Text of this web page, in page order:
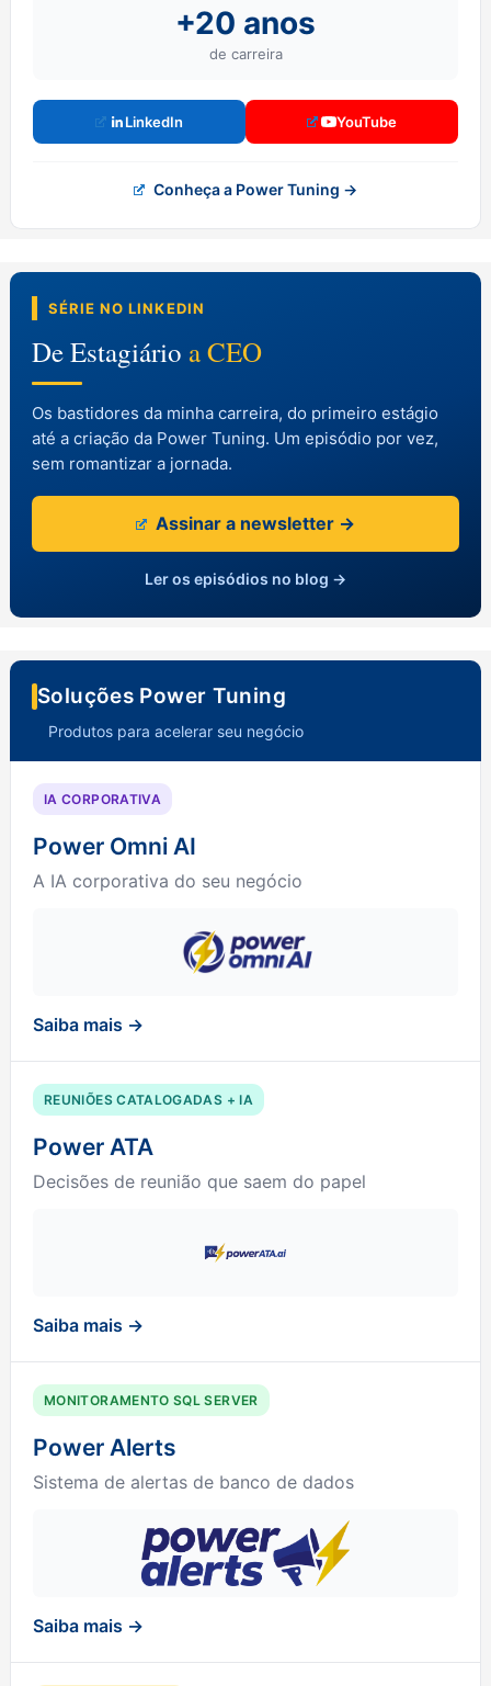
+20 anos
de carreira
LinkedIn YouTube
Conheça a Power Tuning →
SÉRIE NO LINKEDIN
De Estagiário a CEO
Os bastidores da minha carreira, do primeiro estágio
até a criação da Power Tuning. Um episódio por vez,
sem romantizar a jornada.
Assinar a newsletter →
Ler os episódios no blog →
Soluções Power Tuning
Produtos para acelerar seu negócio
IA CORPORATIVA
Power Omni AI
A IA corporativa do seu negócio
Saiba mais →
REUNIÕES CATALOGADAS + IA
Power ATA
Decisões de reunião que saem do papel
Saiba mais →
MONITORAMENTO SQL SERVER
Power Alerts
Sistema de alertas de banco de dados
Saiba mais →